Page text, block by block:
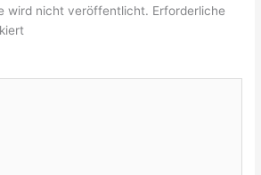
wird nicht veröffentlicht. Erforderliche